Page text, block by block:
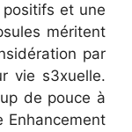
positifs et une
méritent
par
vie s3xuelle.
de pouce à
Enhancement